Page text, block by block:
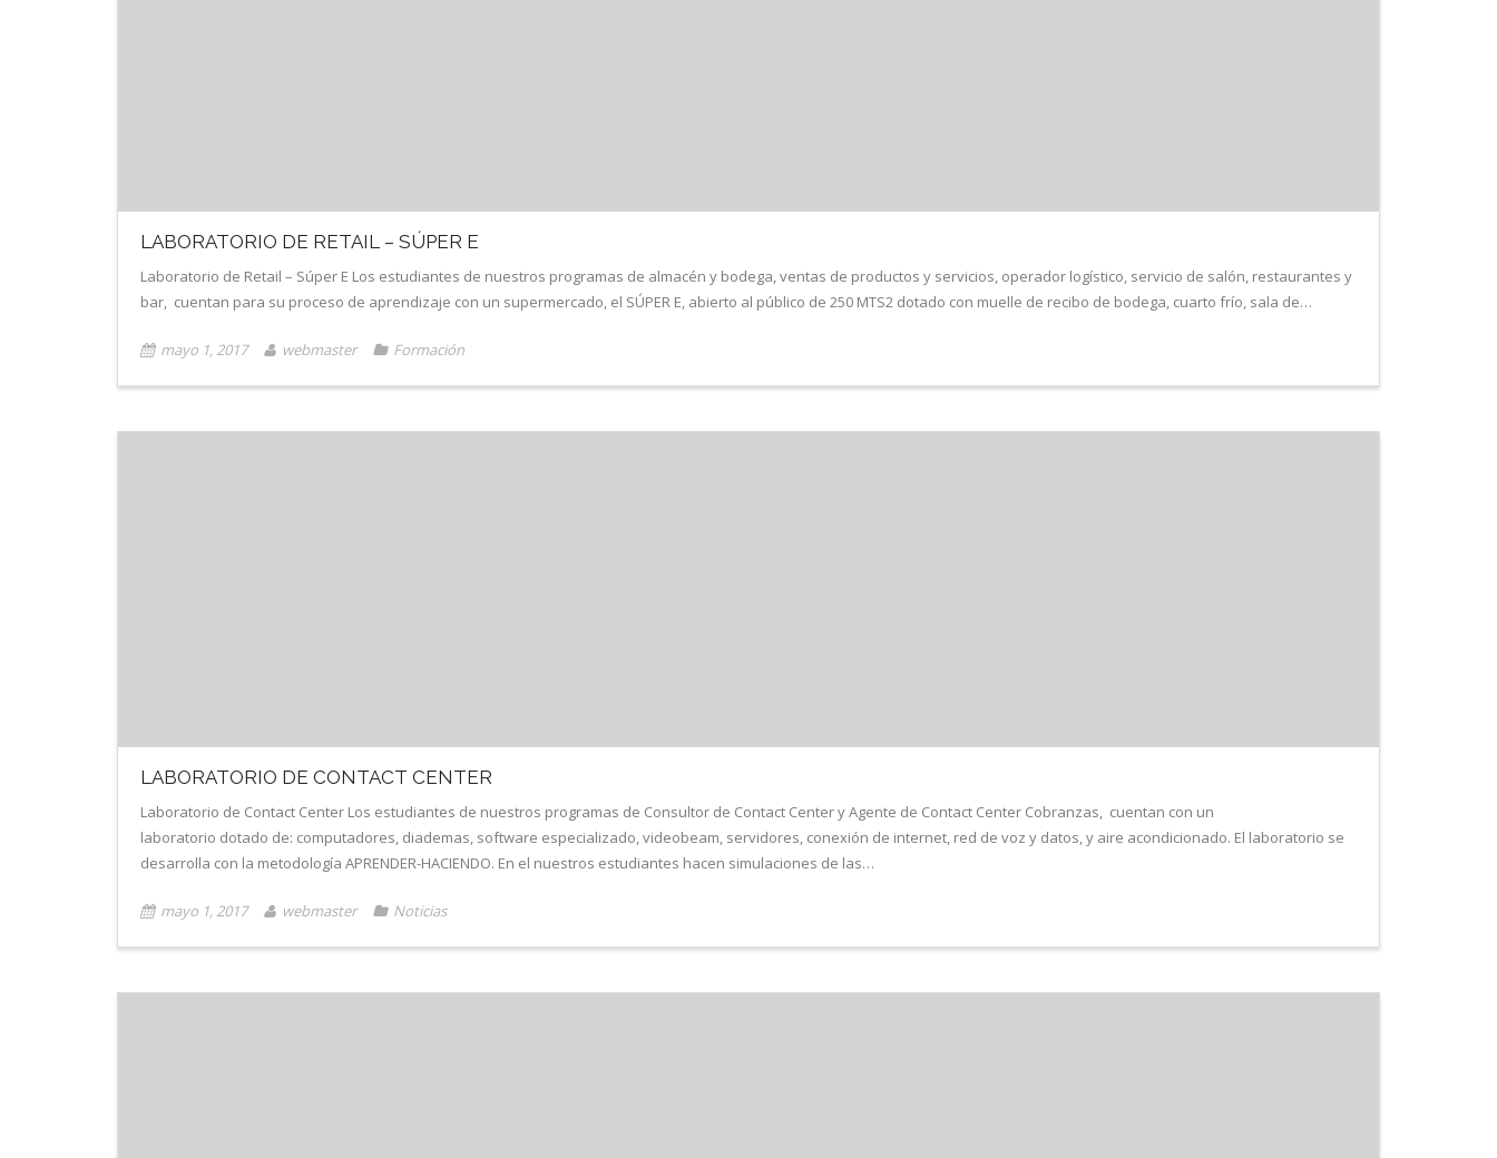
LABORATORIO DE RETAIL – SÚPER E
Laboratorio de Retail – Súper E Los estudiantes de nuestros programas de almacén y bodega, ventas de productos y servicios, operador logístico, servicio de salón, restaurantes y
bar, cuentan para su proceso de aprendizaje con un supermercado, el SÚPER E, abierto al público de 250 MTS2 dotado con muelle de recibo de bodega, cuarto frío, sala de…
mayo 1, 2017 webmaster Formación
LABORATORIO DE CONTACT CENTER
Laboratorio de Contact Center Los estudiantes de nuestros programas de Consultor de Contact Center y Agente de Contact Center Cobranzas, cuentan con un
laboratorio dotado de: computadores, diademas, software especializado, videobeam, servidores, conexión de internet, red de voz y datos, y aire acondicionado. El laboratorio se
desarrolla con la metodología APRENDER-HACIENDO. En el nuestros estudiantes hacen simulaciones de las…
mayo 1, 2017 webmaster Noticias